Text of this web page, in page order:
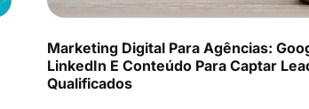
Marketing Digital Para Agências:
LinkedIn E Conteúdo Para Captar
Qualificados